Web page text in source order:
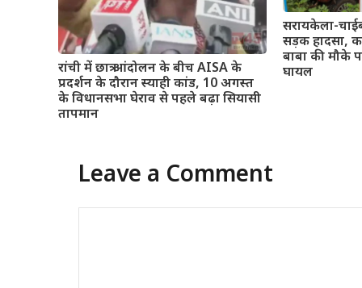
रांची में छात्र आंदोलन के बीच AISA के
प्रदर्शन के दौरान स्याही कांड, 10 अगस्त
के विधानसभा घेराव से पहले बढ़ा सियासी
तापमान
सरायकेला-
सड़क हादसा,
बाबा की मौके
घायल
Leave a Comment